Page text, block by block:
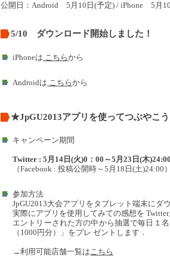
公開日：Android 5月10日(予定) / iPhone 5月
5/10 ダウンロード開始しました！
iPhoneは こちらから
Androidは こちらから
★JpGU2013アプリを使ってつぶやこ
キャンペーン期間
Twitter : 5月14日(火)0：00～5月23日(木)24:00
（Facebook : 投稿公開時～5月18日(土)24:00）
参加方法
JpGU2013大会アプリをタブレット端末にダ
実際にアプリを使用してみての感想を
エントリーされた方の中から抽選で毎日１
（1000円分）」をプレ ゼントします．
→利用可能店舗一覧はこちら